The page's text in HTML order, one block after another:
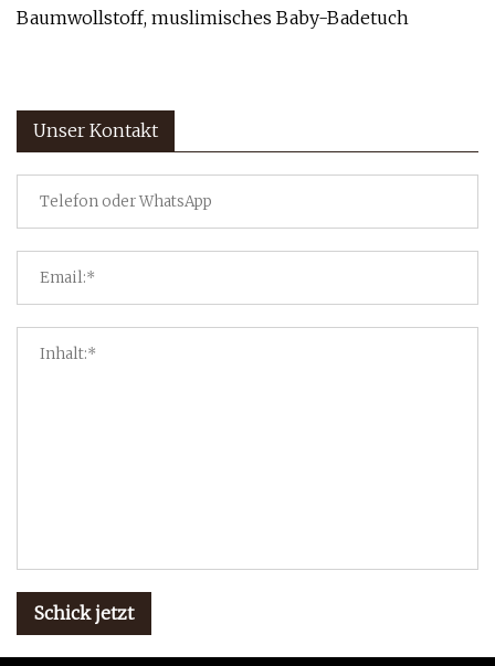
Baumwollstoff, muslimisches Baby-Badetuch
Unser Kontakt
Schick jetzt